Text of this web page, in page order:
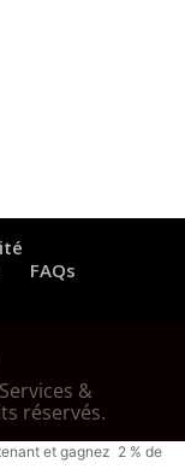
FAQs
&
réservés.
et gagnez 2 % de